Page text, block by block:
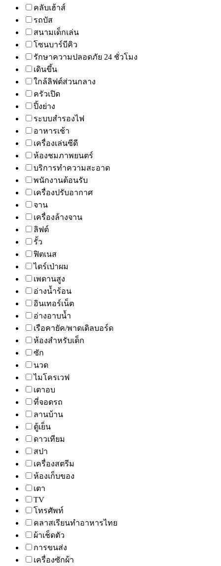
คลับเฮ้าส์
รถบัส
สนามเด็กเล่น
โซนบาร์บีคิว
รักษาความปลอดภัย 24 ชั่วโมง
เดินขึ้น
ใกล้ลิฟต์ส่วนกลาง
ครัวเปิด
ปิ้งย่าง
ระบบสำรองไฟ
อาหารเช้า
เครื่องเล่นซีดี
ห้องชมภาพยนตร์
บริการทำความสะอาด
พนักงานต้อนรับ
เครื่องปรับอากาศ
จาน
เครื่องล้างจาน
ลิฟต์
รั้ว
ฟิตเนส
ไดร์เป่าผม
เพดานสูง
อ่างน้ำร้อน
อินเทอร์เน็ต
อ่างอาบน้ำ
เรือคายัค/พาดเดิลบอร์ด
ห้องสำหรับเด็ก
ซัก
นวด
ไมโครเวฟ
เตาอบ
ที่จอดรถ
ลานบ้าน
ตู้เย็น
ดาวเทียม
สปา
เครื่องสตรีม
ห้องเก็บของ
เตา
TV
โทรศัพท์
คลาสเรียนทำอาหารไทย
ผ้าเช็ดตัว
การขนส่ง
เครื่องซักผ้า